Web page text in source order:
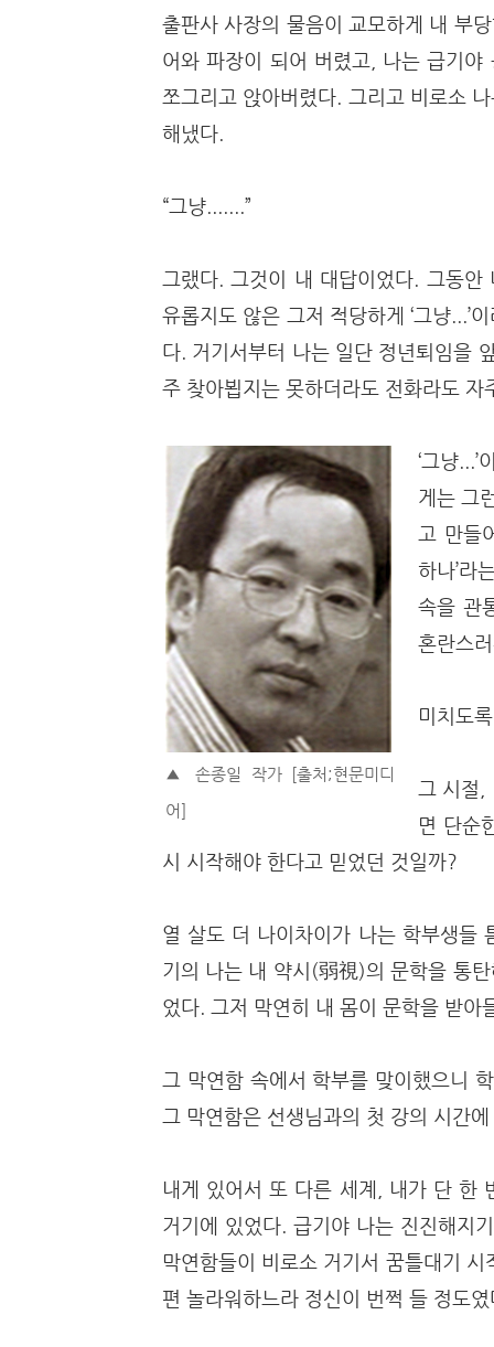
출판사 사장의 물음이 교모하게 내 부
어와 파장이 되어 버렸고, 나는 급기
쪼그리고 앉아버렸다. 그리고 비로소
해냈다.
“그냥.......”
그랬다. 그것이 내 대답이었다. 그동
유롭지도 않은 그저 적당하게 ‘그냥...’
다. 거기서부터 나는 일단 정년퇴임을
주 찾아뵙지는 못하더라도 전화라도
▲ 손종일 작가 [출처;현문미디
어]
‘그냥
게는 그
고 만들
하나’라
속을 관
혼란스
미치도
그 시절,
면 단순
시 시작해야 한다고 믿었던 것일까?
열 살도 더 나이차이가 나는 학부생들
기의 나는 내 약시(弱視)의 문학을 통
었다. 그저 막연히 내 몸이 문학을 받
그 막연함 속에서 학부를 맞이했으니
그 막연함은 선생님과의 첫 강의 시간
내게 있어서 또 다른 세계, 내가 단 한
거기에 있었다. 급기야 나는 진진해지
막연함들이 비로소 거기서 꿈틀대기
편 놀라워하느라 정신이 번쩍 들 정도